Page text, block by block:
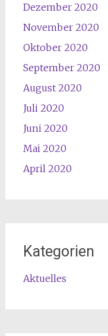
Dezember 2020
November 2020
Oktober 2020
September 2020
August 2020
Juli 2020
Juni 2020
Mai 2020
April 2020
Kategorien
Aktuelles